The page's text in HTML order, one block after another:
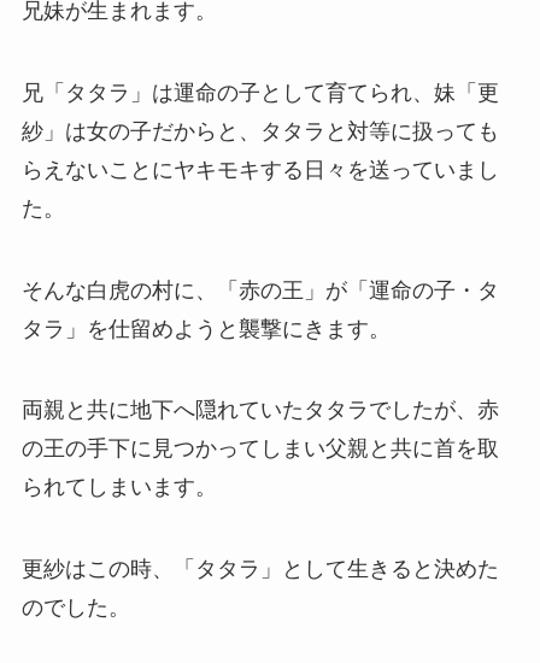
兄妹が生まれます。
兄「タタラ」は運命の子として育てられ、妹「更
紗」は女の子だからと、タタラと対等に扱っても
らえないことにヤキモキする日々を送っていまし
た。
そんな白虎の村に、「赤の王」が「運命の子・タ
タラ」を仕留めようと襲撃にきます。
両親と共に地下へ隠れていたタタラでしたが、赤
の王の手下に見つかってしまい父親と共に首を取
られてしまいます。
更紗はこの時、「タタラ」として生きると決めた
のでした。